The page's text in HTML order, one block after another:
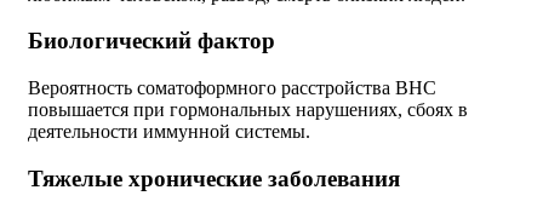
Биологический фактор
Вероятность соматоформного расстройства ВНС
повышается при гормональных нарушениях, сбоях в
деятельности иммунной системы.
Тяжелые хронические заболевания